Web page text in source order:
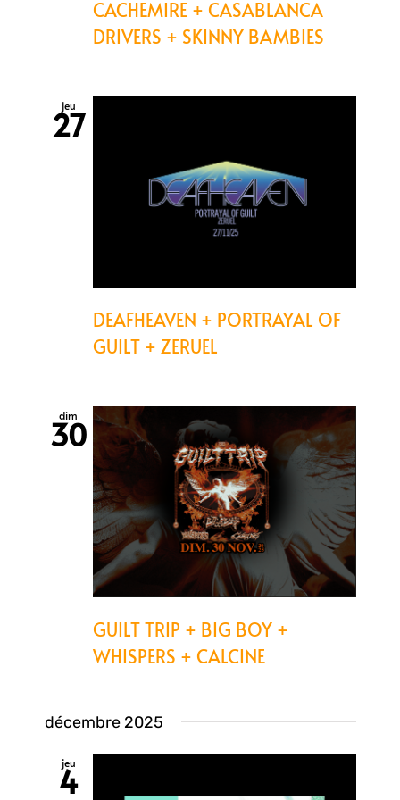
CACHEMIRE + CASABLANCA
DRIVERS + SKINNY BAMBIES
jeu
27
DEAFHEAVEN + PORTRAYAL OF
GUILT + ZERUEL
dim
30
GUILT TRIP + BIG BOY +
WHISPERS + CALCINE
décembre 2025
jeu
4